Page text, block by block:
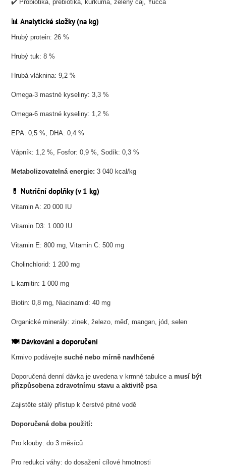
✔️ Probiotika, prebiotika, kurkuma, zelený čaj, Yucca
📊 Analytické složky (na kg)
Hrubý protein: 26 %
Hrubý tuk: 8 %
Hrubá vláknina: 9,2 %
Omega-3 mastné kyseliny: 3,3 %
Omega-6 mastné kyseliny: 1,2 %
EPA: 0,5 %, DHA: 0,4 %
Vápník: 1,2 %, Fosfor: 0,9 %, Sodík: 0,3 %
Metabolizovatelná energie: 3 040 kcal/kg
💊 Nutriční doplňky (v 1 kg)
Vitamin A: 20 000 IU
Vitamin D3: 1 000 IU
Vitamin E: 800 mg, Vitamin C: 500 mg
Cholinchlorid: 1 200 mg
L-karnitin: 1 000 mg
Biotin: 0,8 mg, Niacinamid: 40 mg
Organické minerály: zinek, železo, měď, mangan, jód, selen
🍽️ Dávkování a doporučení
Krmivo podávejtesuché nebo mírně navlhčené
Doporučená denní dávka je uvedena v krmné tabulce amusí být
přizpůsobena zdravotnímu stavu a aktivitě psa
Zajistěte stálý přístup k čerstvé pitné vodě
Doporučená doba použití:
Pro klouby: do 3 měsíců
Pro redukci váhy: do dosažení cílové hmotnosti